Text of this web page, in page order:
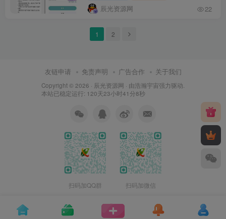
辰光资源网 22
1 2
友链申请 免责声明 广告合作 关于我们
Copyright © 2026 · 辰光资源网 · 由浩瀚宇宙强力驱动.
本站已稳定运行: 120天23小时41分8秒
扫码加QQ群 扫码加微信